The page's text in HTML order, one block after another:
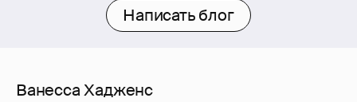
Написать блог
Ванесса Хадженс